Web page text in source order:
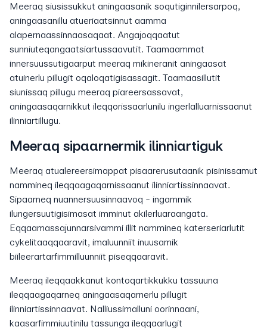
Meeraq siusissukkut aningaasanik soqutiginnilersarpoq,
aningaasanillu atueriaatsinnut aamma
alapernaassinnaasaqaat. Angajoqqaatut
sunniuteqangaatsiartussaavutit. Taamaammat
innersuussutigaarput meeraq mikineranit aningaasat
atuinerlu pillugit oqaloqatigisassagit. Taamaasillutit
siunissaq pillugu meeraq piareersassavat,
aningaasaqarnikkut ileqqorissaarlunilu ingerlalluarnissaanut
ilinniartillugu.
Meeraq sipaarnermik ilinniartiguk
Meeraq atualereersimappat pisaarerusutaanik pisinissamut
nammineq ileqqaagaqarnissaanut ilinniartissinnaavat.
Sipaarneq nuannersuusinnaavoq - ingammik
ilungersuutigisimasat imminut akilerluaraangata.
Eqqaamassajunnarsivammi illit nammineq katerseriarlutit
cykelitaaqqaaravit, imaluunniit inuusamik
biileerartarfimmilluunniit piseqqaaravit.
Meeraq ileqqaakkanut kontoqartikkukku tassuuna
ileqqaagaqarneq aningaasaqarnerlu pillugit
ilinniartissinnaavat. Nalliussimalluni oorinnaani,
kaasarfimmiuutinilu tassunga ileqqaarlugit